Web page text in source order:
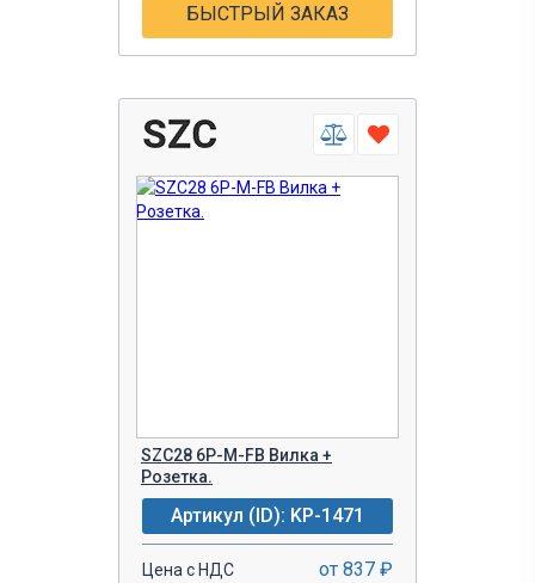
БЫСТРЫЙ ЗАКАЗ
SZC28 6P-M-FB Вилка +
Розетка.
Артикул (ID): KP-1471
Цена с НДС от 837 ₽